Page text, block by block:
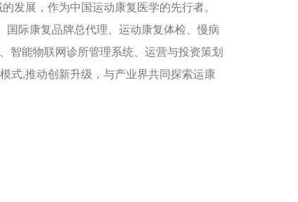
发展，作为中国运动康复医学的先行者。
际康复品牌总代理、运动康复体检、慢病
智能物联网诊所管理系统、运营与投资策划
式,推动创新升级，与产业界共同探索运康